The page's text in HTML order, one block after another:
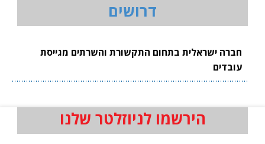
דרושים
חברה ישראלית בתחום התקשורת והשרתים מגייסת
עובדים
הירשמו לניוזלטר שלנו